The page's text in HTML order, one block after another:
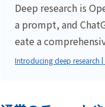
Deep research is
a prompt, and
eate a
Introducing deep research |